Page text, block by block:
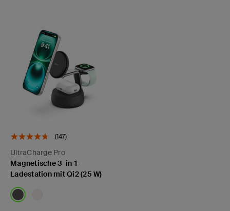
(147)
UltraCharge Pro
Magnetische 3-in-1-
Ladestation mit Qi2 (25 W)